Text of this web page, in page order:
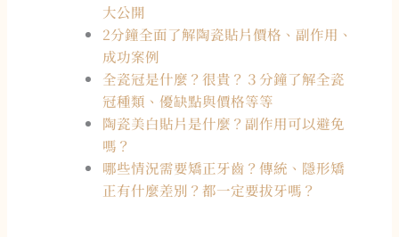
大公開
2分鐘全面了解陶瓷貼片價格、副作用、
成功案例
全瓷冠是什麼？很貴？３分鐘了解全瓷
冠種類、優缺點與價格等等
陶瓷美白貼片是什麼？副作用可以避免
嗎？
哪些情況需要矯正牙齒？傳統、隱形矯
正有什麼差別？都一定要拔牙嗎？